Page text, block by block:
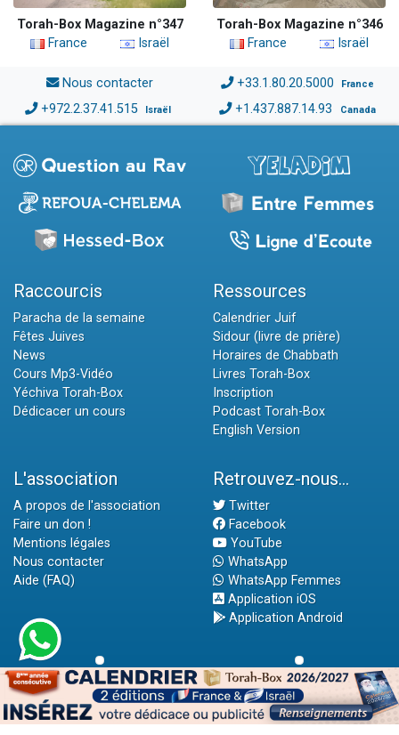
Torah-Box Magazine n°347
France
Israël
Torah-Box Magazine n°346
France
Israël
Nous contacter +33.1.80.20.5000 France
+972.2.37.41.515 Israël +1.437.887.14.93 Canada
Raccourcis
Paracha de la semaine
Fêtes Juives
News
Cours Mp3-Vidéo
Yéchiva Torah-Box
Dédicacer un cours
Ressources
Calendrier Juif
Sidour (livre de prière)
Horaires de Chabbath
Livres Torah-Box
Inscription
Podcast Torah-Box
English Version
L'association
A propos de l'association
Faire un don !
Mentions légales
Nous contacter
Aide (FAQ)
Retrouvez-nous...
Twitter
Facebook
YouTube
WhatsApp
WhatsApp Femmes
Application iOS
Application Android
Rav Aharon L. STEINMAN Rabbi 'Haïm KANIEWSKI